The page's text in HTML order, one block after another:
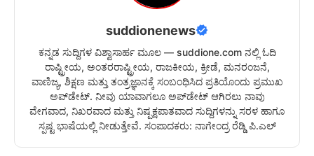
suddionenews
ಕನ್ನಡ ಸುದ್ದಿಗಳ ವಿಶ್ವಾಸಾರ್ಹ ಮೂಲ — suddione.com ನಲ್ಲಿ ಓದಿ
ರಾಷ್ಟ್ರೀಯ, ಅಂತರರಾಷ್ಟ್ರೀಯ, ರಾಜಕೀಯ, ಕ್ರೀಡೆ, ಮನರಂಜನೆ,
ವಾಣಿಜ್ಯ, ಶಿಕ್ಷಣ ಮತ್ತು ತಂತ್ರಜ್ಞಾನಕ್ಕೆ ಸಂಬಂಧಿಸಿದ ಪ್ರತಿಯೊಂದು ಪ್ರಮುಖ
ಅಪ್‌ಡೇಟ್. ನೀವು ಯಾವಾಗಲೂ ಅಪ್‌ಡೇಟ್ ಆಗಿರಲು ನಾವು
ವೇಗವಾದ, ನಿಖರವಾದ ಮತ್ತು ನಿಷ್ಪಕ್ಷಪಾತವಾದ ಸುದ್ದಿಗಳನ್ನು ಸರಳ ಹಾಗೂ
ಸ್ಪಷ್ಟ ಭಾಷೆಯಲ್ಲಿ ನೀಡುತ್ತೇವೆ. ಸಂಪಾದಕರು: ನಾಗೇಂದ್ರ ರೆಡ್ಡಿ ಪಿ.ಎಲ್